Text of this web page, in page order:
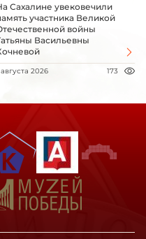
Сахалине увековечили
участника Великой
войны
Васильевны
августа 2026 173